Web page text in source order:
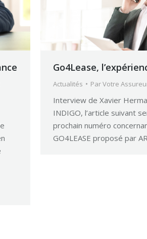
Go4Lease,
Actualités ParVotre
Interview de Xavier
INDIGO, l’article suivant
prochain numéro
GO4LEASE proposé par